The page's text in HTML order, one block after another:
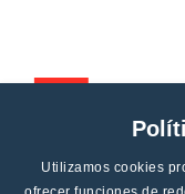
Utilizamos cookies